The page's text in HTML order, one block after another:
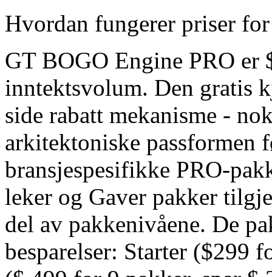
Hvordan fungerer priser
GT BOGO Engine PRO er
inntektsvolum. Den gratis
side rabatt mekanisme -
arkitektoniske
bransjespesifikke PRO-
leker og Gaver pakker
del av pakkenivåene. De
besparelser: Starter ($299